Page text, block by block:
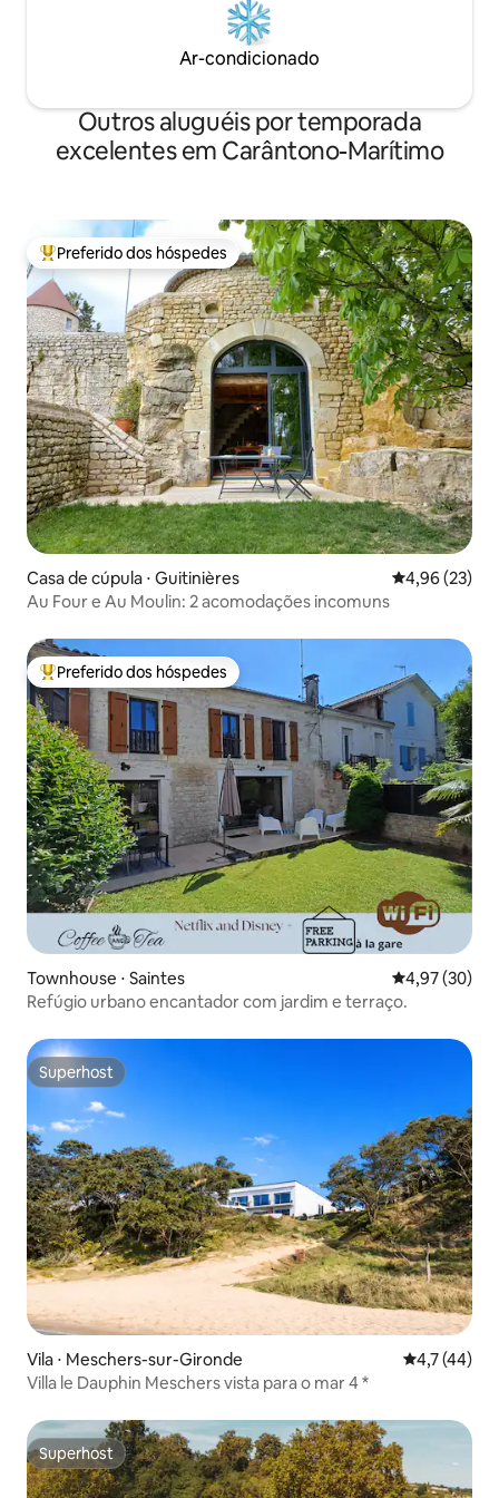
Ar-condicionado
Outros aluguéis por temporada
excelentes em Carântono-Marítimo
Entre os melhores preferidos dos hóspedes
Preferido dos hóspedes
Casa de cúpula ⋅ Guitinières 4,96 de uma
4,96 (23)
Au Four e Au Moulin: 2 acomodações incomuns
Entre os melhores preferidos dos hóspedes
Preferido dos hóspedes
Townhouse ⋅ Saintes 4,97 de uma
4,97 (30)
Refúgio urbano encantador com jardim e terraço.
Superhost
Superhost
Vila ⋅ Meschers-sur-Gironde 4,7 de uma
4,7 (44)
Villa le Dauphin Meschers vista para o mar 4 *
Superhost
Superhost